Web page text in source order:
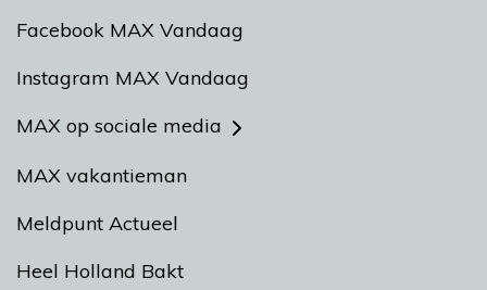
Facebook MAX Vandaag
Instagram MAX Vandaag
MAX op sociale media
MAX vakantieman
Meldpunt Actueel
Heel Holland Bakt